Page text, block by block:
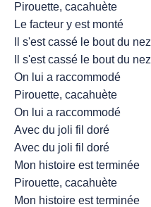
Pirouette, cacahuète
Le facteur y est monté
Il s'est cassé le bout du nez
Il s'est cassé le bout du nez
On lui a raccommodé
Pirouette, cacahuète
On lui a raccommodé
Avec du joli fil doré
Avec du joli fil doré
Mon histoire est terminée
Pirouette, cacahuète
Mon histoire est terminée